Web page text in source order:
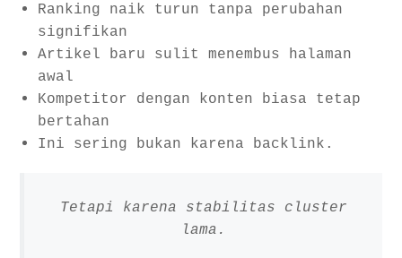
Ranking naik turun tanpa perubahan
signifikan
Artikel baru sulit menembus halaman
awal
Kompetitor dengan konten biasa tetap
bertahan
Ini sering bukan karena backlink.
Tetapi karena stabilitas cluster
lama.